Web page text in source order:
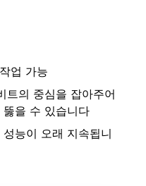
업 가능
트의 중심을 잡아주어
을 수 있습니다
능이 오래 지속됩니